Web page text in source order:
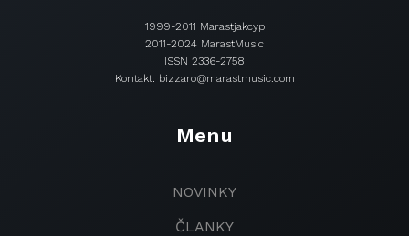
1999-2011 Marastjakcyp
2011-2024 MarastMusic
ISSN 2336-2758
Kontakt: bizzaro@marastmusic.com
Menu
NOVINKY
ČLANKY